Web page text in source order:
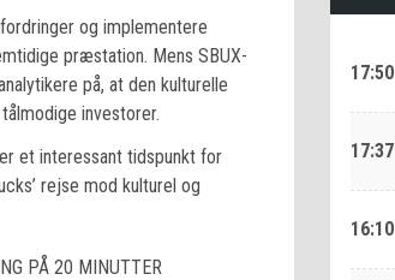
og implementere
præstation. Mens SBUX-
på, at den kulturelle
investorer.
et interessant tidspunkt for
rejse mod kulturel og
PÅ 20 MINUTTER
17:50
17:37
16:10